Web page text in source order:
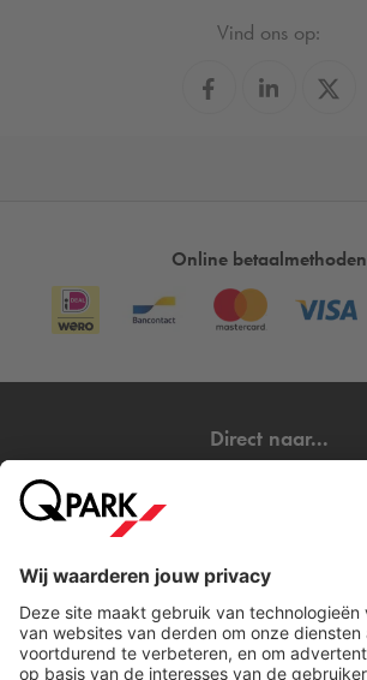
Vind ons op:
Online betaalmethoden
Direct naar...